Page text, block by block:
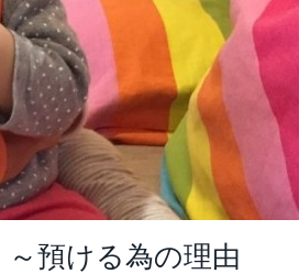
預ける為の理由